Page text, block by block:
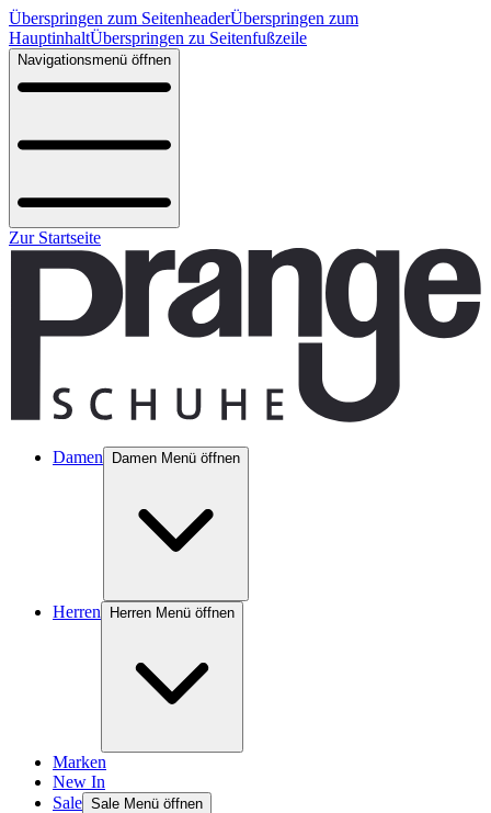
Überspringen zum SeitenheaderÜberspringen zum
HauptinhaltÜberspringen zu Seitenfußzeile
Navigationsmenü öffnen
Zur Startseite
Damen Damen Menü öffnen
Herren Herren Menü öffnen
Marken
New In
Sale Sale Menü öffnen